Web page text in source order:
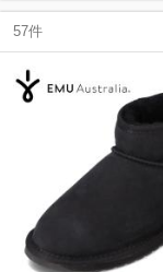
57件
除外ワード
除外ワード